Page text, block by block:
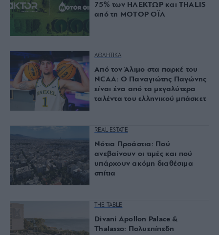
75% των ΗΛΕΚΤΩΡ και THALIS
από τη ΜΟΤΟΡ ΟΪΛ
ΑΘΛΗΤΙΚΑ
Από τον Άλιμο στα παρκέ του
NCAA: Ο Παναγιώτης Παγώνης
είναι ένα από τα μεγαλύτερα
ταλέντα του ελληνικού μπάσκετ
REAL ESTATE
Νότια Προάστια: Πού
ανεβαίνουν οι τιμές και πού
υπάρχουν ακόμη διαθέσιμα
σπίτια
THE TABLE
Divani Apollon Palace &
Thalasso: Πολυεπίπεδη